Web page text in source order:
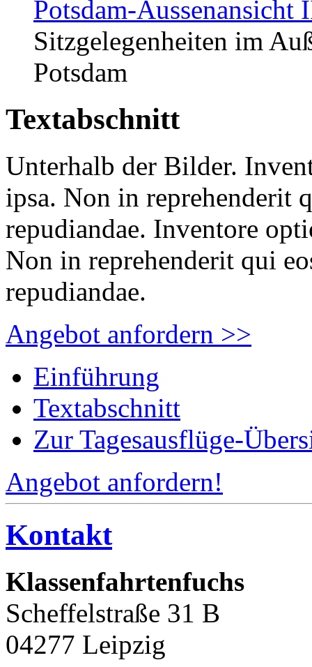
Sitzgelegenheiten im
Potsdam
Textabschnitt
Unterhalb der Bilder.
ipsa. Non in reprehenderit
repudiandae. Inventore
Non in reprehenderit qui
repudiandae.
Angebot anfordern >>
Einführung
Textabschnitt
Zur Tagesausflüge-
Angebot anfordern!
Kontakt
Klassenfahrtenfuchs
Scheffelstraße 31 B
04277 Leipzig